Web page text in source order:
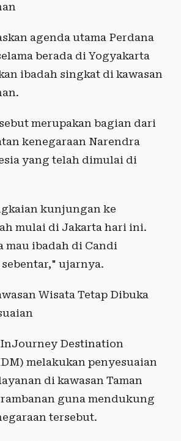
agenda utama Perdana
berada di Yogyakarta
ibadah singkat di kawasan
merupakan bagian dari
kenegaraan Narendra
yang telah dimulai di
kunjungan ke
mulai di Jakarta hari ini.
mau ibadah di Candi
ujarnya.
Wisata Tetap Dibuka
Destination
melakukan penyesuaian
di kawasan Taman
guna mendukung
tersebut.